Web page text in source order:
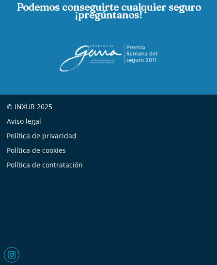
Podemos conseguirte cualquier seguro
¡pregúntanos!
© INXUR 2025
Aviso legal
Política de privacidad
Política de cookies
Política de contratación